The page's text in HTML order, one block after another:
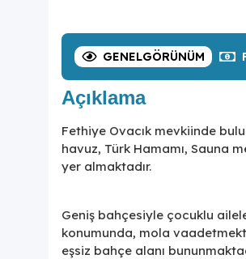
GENELGÖRÜNÜM
Açıklama
Fethiye Ovacık mevkiinde
havuz, Türk Hamamı, Sauna
yer almaktadır.
Geniş bahçesiyle çocuklu
konumunda, mola
eşsiz bahçe alanı